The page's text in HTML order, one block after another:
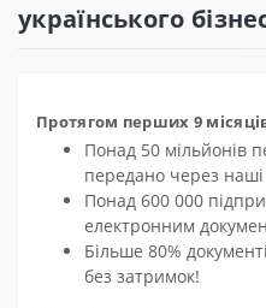
українського
Протягом перших 9
Понад 50 мільйонів
передано через
Понад 600 000
електронним
Більше 80%
без затримок!